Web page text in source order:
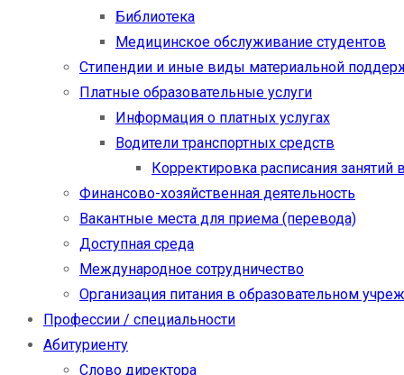
Библиотека
Медицинское обслуживание студентов
Стипендии и иные виды материальной
Платные образовательные услуги
Информация о платных услугах
Водители транспортных средств
Корректировка расписания занятий
Финансово-хозяйственная деятельность
Вакантные места для приема (перевода)
Доступная среда
Международное сотрудничество
Организация питания в образовательном
Профессии / специальности
Абитуриенту
Слово директора